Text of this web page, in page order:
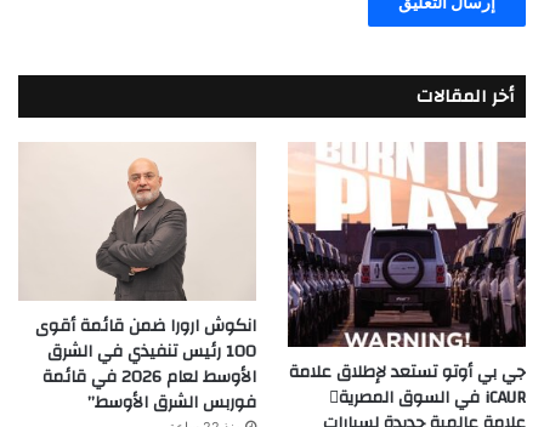
أخر المقالات
جي بي أوتو تستعد لإطلاق علامة
iCAUR في السوق المصرية
انكوش ارورا ضمن قائمة أقوى
100 رئيس تنفيذي في الشرق
الأوسط لعام 2026 في قائمة
فوربس الشرق الأوسط”